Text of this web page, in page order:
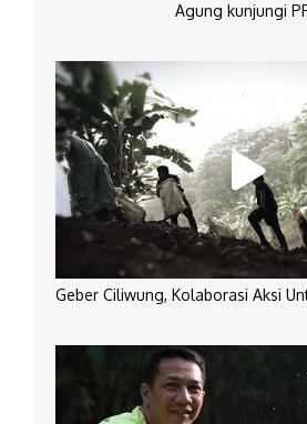
Agung kunjungi
Geber Ciliwung, Kolaborasi Aksi